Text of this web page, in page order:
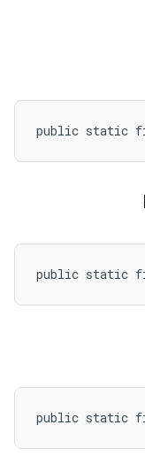
public static
public static
public static